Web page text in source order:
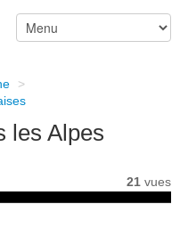
>
les Alpes
21 vues